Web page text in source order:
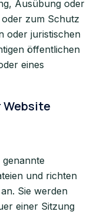
Ausübung oder
zum Schutz
oder juristischen
öffentlichen
eines
Website
und richten
Sie werden
einer Sitzung